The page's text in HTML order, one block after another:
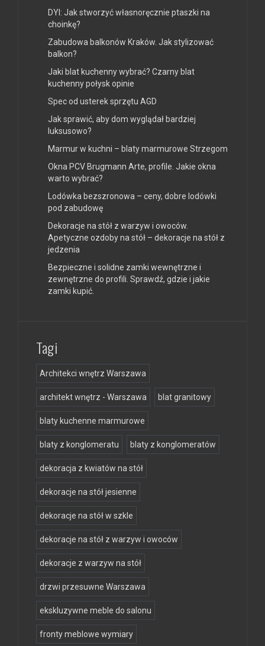
DYI: Jak stworzyć własnoręcznie ptaszki na
choinkę?
Zabudowa balkonów Kraków. Jak stylizować
balkon?
Jaki blat kuchenny wybrać? Czarny blat
kuchenny połysk opinie
Spec od usterek sprzętu AGD
Jak sprawić, aby dom wyglądał bardziej
luksusowo?
Marmur w kuchni – blaty marmurowe Strzegom
Okna PCV Brugmann Arte, profile. Jakie okna
warto wybrać?
Lodówka bezszronowa – ceny, dobre lodówki
pod zabudowę
Dekoracje na stół z warzyw i owoców.
Apetyczne ozdoby na stół – dekoracje na stół z
jedzenia
Bezpieczne i solidne zamki wewnętrzne i
zewnętrzne do profili. Sprawdź, gdzie i jakie
zamki kupić.
Tagi
Architekci wnętrz Warszawa
architekt wnętrz - Warszawa blat granitowy
blaty kuchenne marmurowe
blaty z konglomeratu blaty z konglomeratów
dekoracja z kwiatów na stół
dekoracje na stół jesienne
dekoracje na stół w szkle
dekoracje na stół z warzyw i owoców
dekoracje z warzyw na stół
drzwi przesuwne Warszawa
ekskluzywne meble do salonu
fronty meblowe wymiary